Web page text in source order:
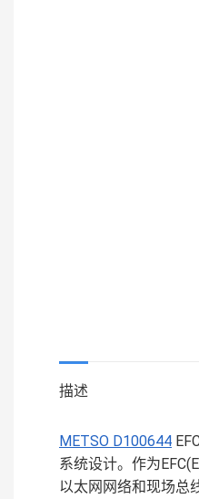
描述
METSO D100644
系统设计。作为
以太网网络和现场总